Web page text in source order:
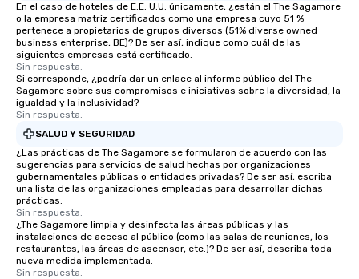
En el caso de hoteles de E.E. U.U. únicamente, ¿están el The Sagamore
o la empresa matriz certificados como una empresa cuyo 51 %
pertenece a propietarios de grupos diversos (51% diverse owned
business enterprise, BE)? De ser así, indique como cuál de las
siguientes empresas está certificado.
Sin respuesta.
Si corresponde, ¿podría dar un enlace al informe público del The
Sagamore sobre sus compromisos e iniciativas sobre la diversidad, la
igualdad y la inclusividad?
Sin respuesta.
SALUD Y SEGURIDAD
¿Las prácticas de The Sagamore se formularon de acuerdo con las
sugerencias para servicios de salud hechas por organizaciones
gubernamentales públicas o entidades privadas? De ser así, escriba
una lista de las organizaciones empleadas para desarrollar dichas
prácticas.
Sin respuesta.
¿The Sagamore limpia y desinfecta las áreas públicas y las
instalaciones de acceso al público (como las salas de reuniones, los
restaurantes, las áreas de ascensor, etc.)? De ser así, describa toda
nueva medida implementada.
Sin respuesta.